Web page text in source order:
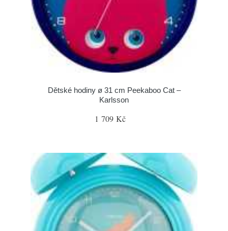
Dětské hodiny ø 31 cm Peekaboo Cat –
Karlsson
1 709 Kč